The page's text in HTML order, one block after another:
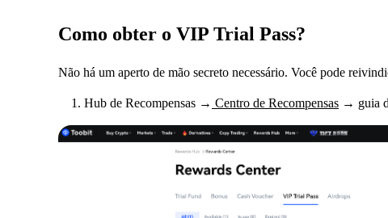
Como obter o VIP Trial Pass?
Não há um aperto de mão secreto necessário. Você pode
Hub de Recompensas → Centro de Recompensas → guia